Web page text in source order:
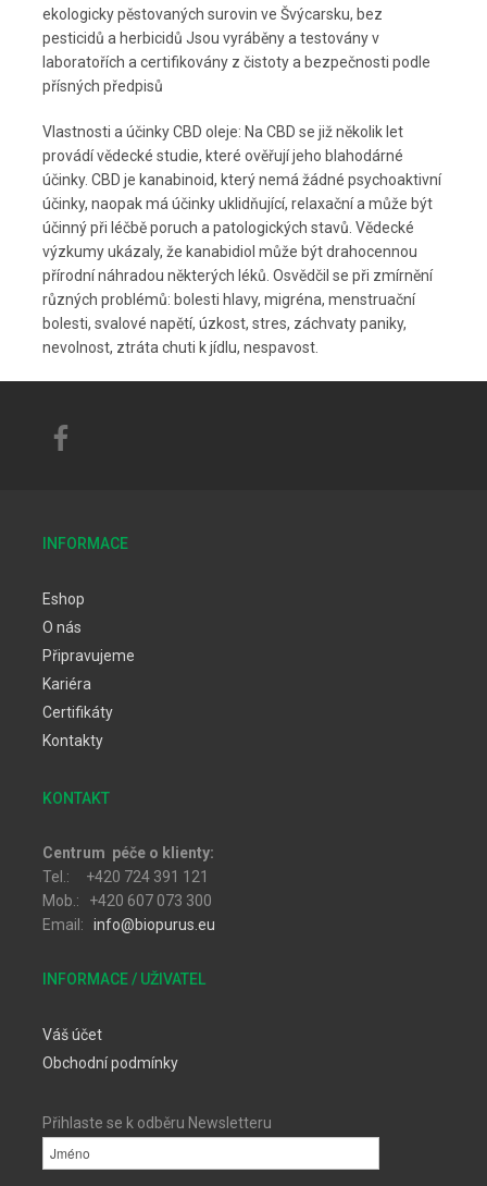
ekologicky pěstovaných surovin ve Švýcarsku, bez
pesticidů a herbicidů Jsou vyráběny a testovány v
laboratořích a certifikovány z čistoty a bezpečnosti podle
přísných předpisů
Vlastnosti a účinky CBD oleje: Na CBD se již několik let
provádí vědecké studie, které ověřují jeho blahodárné
účinky. CBD je kanabinoid, který nemá žádné psychoaktivní
účinky, naopak má účinky uklidňující, relaxační a může být
účinný při léčbě poruch a patologických stavů. Vědecké
výzkumy ukázaly, že kanabidiol může být drahocennou
přírodní náhradou některých léků. Osvědčil se při zmírnění
různých problémů: bolesti hlavy, migréna, menstruační
bolesti, svalové napětí, úzkost, stres, záchvaty paniky,
nevolnost, ztráta chuti k jídlu, nespavost.
INFORMACE
Eshop
O nás
Připravujeme
Kariéra
Certifikáty
Kontakty
KONTAKT
Centrum péče o klienty:
Tel.: +420 724 391 121
Mob.: +420 607 073 300
Email: info@biopurus.eu
INFORMACE / UŽIVATEL
Váš účet
Obchodní podmínky
Přihlaste se k odběru Newsletteru